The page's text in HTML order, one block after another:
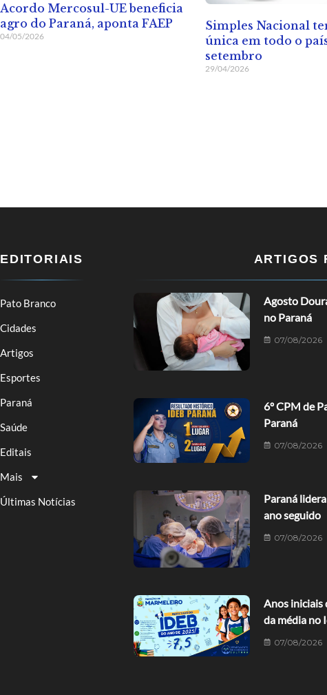
Acordo Mercosul-UE beneficia
agro do Paraná, aponta FAEP
04/05/2026
Simples Nacional
única em todo o
setembro
29/04/2026
EDITORIAIS
Pato Branco
Cidades
Artigos
Esportes
Paraná
Saúde
Editais
Mais
Últimas Notícias
ARTIGOS
Agosto
no Paraná
07/08/2026
6º CPM de
Paraná
07/08/2026
Paraná
ano seguido
07/08/2026
Anos iniciais
da média no
07/08/2026